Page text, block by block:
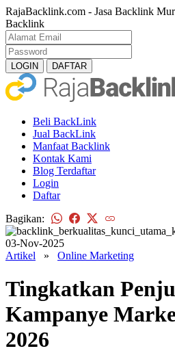
RajaBacklink.com - Jasa Backlink
Backlink
Beli BackLink
Jual BackLink
Manfaat Backlink
Kontak Kami
Blog Terdaftar
Login
Daftar
Bagikan:
03-Nov-2025
Artikel » Online Marketing
Tingkatkan
Kampanye
2026